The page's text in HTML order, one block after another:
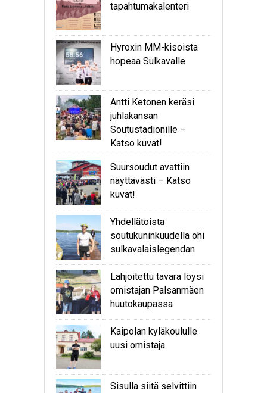
tapahtumakalenteri
Hyroxin MM-kisoista
hopeaa Sulkavalle
Antti Ketonen keräsi
juhlakansan
Soutustadionille –
Katso kuvat!
Suursoudut avattiin
näyttävästi – Katso
kuvat!
Yhdellätoista
soutukuninkuudella ohi
sulkavalaislegendan
Lahjoitettu tavara löysi
omistajan Palsanmäen
huutokaupassa
Kaipolan kyläkoululle
uusi omistaja
Sisulla siitä selvittiin